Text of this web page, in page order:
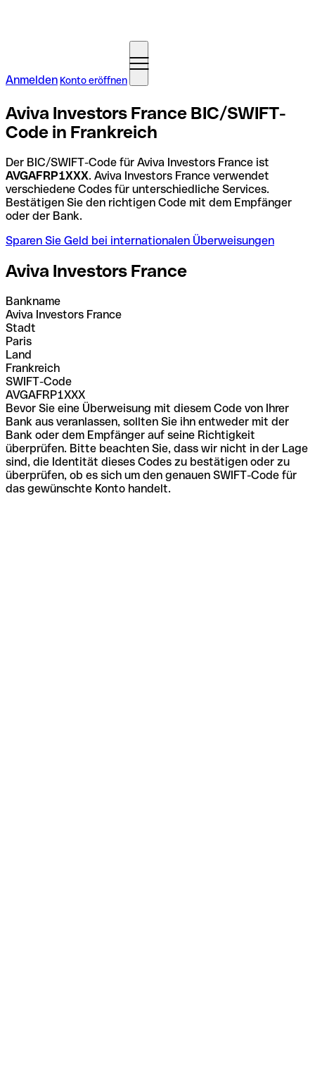
Anmelden Konto eröffnen
Aviva Investors France BIC/SWIFT-
Code in Frankreich
Der BIC/SWIFT-Code für Aviva Investors France ist
AVGAFRP1XXX. Aviva Investors France verwendet
verschiedene Codes für unterschiedliche Services.
Bestätigen Sie den richtigen Code mit dem Empfänger
oder der Bank.
Sparen Sie Geld bei internationalen Überweisungen
Aviva Investors France
Bankname
Aviva Investors France
Stadt
Paris
Land
Frankreich
SWIFT-Code
AVGAFRP1XXX
Bevor Sie eine Überweisung mit diesem Code von Ihrer
Bank aus veranlassen, sollten Sie ihn entweder mit der
Bank oder dem Empfänger auf seine Richtigkeit
überprüfen. Bitte beachten Sie, dass wir nicht in der Lage
sind, die Identität dieses Codes zu bestätigen oder zu
überprüfen, ob es sich um den genauen SWIFT-Code für
das gewünschte Konto handelt.